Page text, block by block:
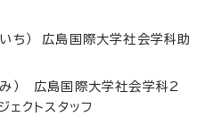
ち） 広島国際大学社会学科助
） 広島国際大学社会学科2
クトスタッフ